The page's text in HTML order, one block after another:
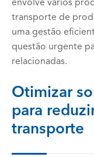
envolve vários
transporte de
uma gestão
questão urgente
relacionadas.
Otimizar
para
transporte